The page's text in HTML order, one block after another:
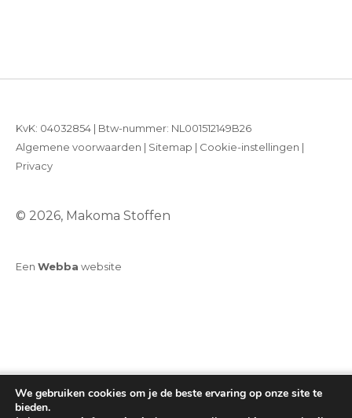
© 2026, Makoma Stoffen
KvK: 04032854 | Btw-nummer: NL001512149B26
Algemene voorwaarden | Sitemap | Cookie-instellingen |
Privacy
Een Webba website
We gebruiken cookies om je de beste ervaring op onze site te
bieden.